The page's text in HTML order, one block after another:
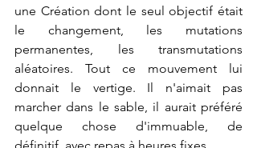
une Création dont le seul objectif était
le changement, les mutations
permanentes, les transmutations
aléatoires. Tout ce mouvement lui
donnait le vertige. Il n'aimait pas
marcher dans le sable, il aurait préféré
quelque chose d'immuable, de